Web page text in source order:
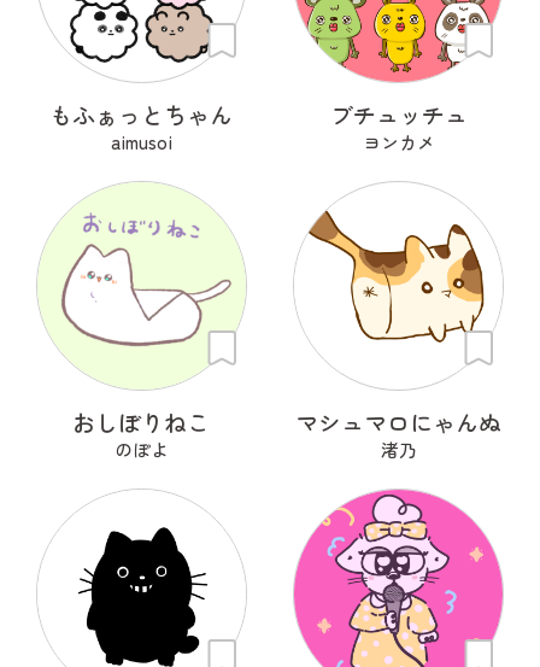
もふぁっとちゃん
aimusoi
ブチュッチュ
ヨンカメ
おしぼりねこ
のぽよ
マシュマロにゃんぬ
渚乃